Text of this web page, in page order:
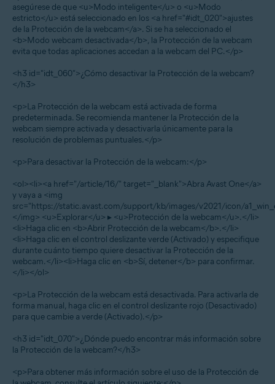
asegúrese de que <u>Modo inteligente</u> o <u>Modo
estricto</u> está seleccionado en los <a href="#idt_020">ajustes
de la Protección de la webcam</a>. Si se ha seleccionado el
<b>Modo webcam desactivada</b>, la Protección de la webcam
evita que todas aplicaciones accedan a la webcam del PC.</p>
<h3 id="idt_060">¿Cómo desactivar la Protección de la webcam?
</h3>
<p>La Protección de la webcam está activada de forma
predeterminada. Se recomienda mantener la Protección de la
webcam siempre activada y desactivarla únicamente para la
resolución de problemas puntuales.</p>
<p>Para desactivar la Protección de la webcam:</p>
<ol><li><a href="/article/16/" target="_blank">Abra Avast One</a>
y vaya a <img
src="https://static.avast.com/support/kb/images/v2021/icon/
</img> <u>Explorar</u> ▸ <u>Protección de la webcam</u>.</li>
<li>Haga clic en <b>Abrir Protección de la webcam</b>.</li>
<li>Haga clic en el control deslizante verde (Activado) y especifique
durante cuánto tiempo quiere desactivar la Protección de la
webcam.</li><li>Haga clic en <b>Sí, detener</b> para confirmar.
</li></ol>
<p>La Protección de la webcam está desactivada. Para activarla de
forma manual, haga clic en el control deslizante rojo (Desactivado)
para que cambie a verde (Activado).</p>
<h3 id="idt_070">¿Dónde puedo encontrar más información sobre
la Protección de la webcam?</h3>
<p>Para obtener más información sobre el uso de la Protección de